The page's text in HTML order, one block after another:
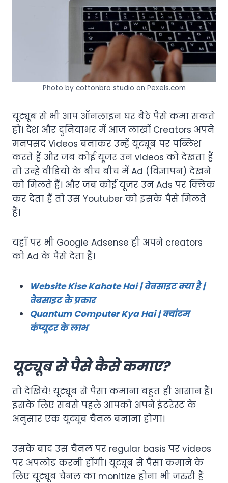
Photo by cottonbro studio on Pexels.com
यूट्यूब से भी आप ऑनलाइन घर बैठे पैसे कमा सकते
हो। देश और दुनियाभर में आज लाखों Creators अपने
मनपसंद Videos बनाकर उन्हें यूट्यूब पर पब्लिश
करते हैं और जब कोई यूजर उन videos को देखता हैं
तो उन्हें वीडियो के बीच बीच में Ad (विज्ञापन) देखने
को मिलते हैं। और जब कोई यूजर उन Ads पर क्लिक
कर देता हैं तो उस Youtuber को इसके पैसे मिलते
हैं।
यहाँ पर भी Google Adsense ही अपने creators
को Ad के पैसे देता हैं।
Website Kise Kahate Hai | वेबसाइट क्या है |
वेबसाइट के प्रकार
Quantum Computer Kya Hai | क्वांटम
कंप्यूटर के लाभ
यूट्यूब से पैसे कैसे कमाए?
तो देखिये! यूट्यूब से पैसा कमाना बहुत ही आसान हैं।
इसके लिए सबसे पहले आपको अपने इंटरेस्ट के
अनुसार एक यूट्यूब चैनल बनाना होगा।
उसके बाद उस चैनल पर regular basis पर videos
पर अपलोड करनी होंगी। यूट्यूब से पैसा कमाने के
लिए यूट्यूब चैनल का monitize होना भी जरुरी हैं